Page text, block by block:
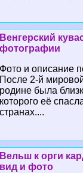
Венгерский
фотографии
Фото и описание
После 2-й
родине была
которого её
странах....
Вельш к opги
вид и фото